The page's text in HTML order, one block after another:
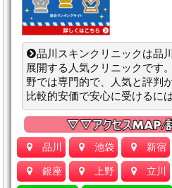
品川スキンクリニックは品
展開する人気クリニックです
野では専門的で、人気と評判
比較的安価で安心に受けるに
品川 池袋 新宿
銀座 上野 立川